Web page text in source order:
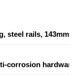
steel rails, 143mm
corrosion hardware